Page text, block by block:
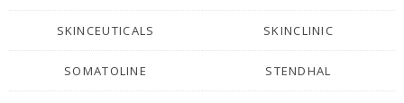
SKINCEUTICALS SKINCLINIC
SOMATOLINE STENDHAL